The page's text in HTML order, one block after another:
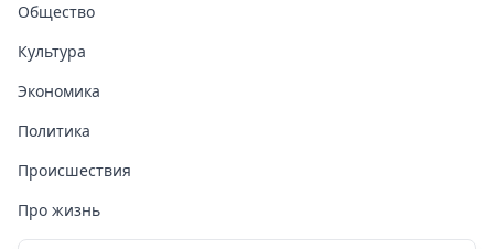
Общество
Культура
Экономика
Политика
Происшествия
Про жизнь